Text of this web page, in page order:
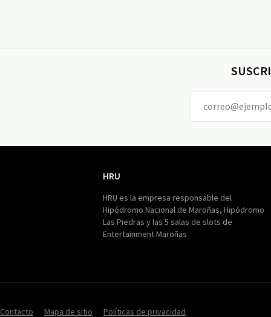
HRU
HRU es la empresa responsable del
Hipódromo Nacional de Maroñas, Hipódromo
Las Piedras y las 5 salas de slots de
Entertainment Maroñas
Contacto Mapa de sitio Políticas de privacidad